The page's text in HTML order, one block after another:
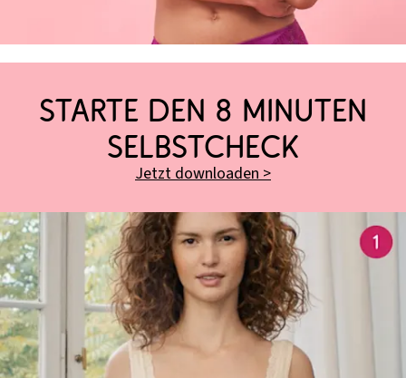
STARTE DEN 8 MINUTEN
SELBSTCHECK
Jetzt downloaden >